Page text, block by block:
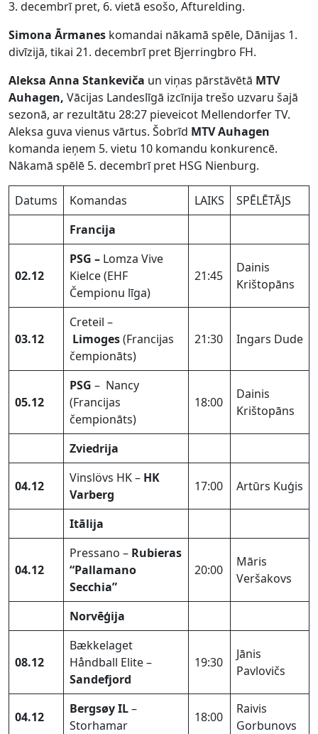
3. decembrī pret, 6. vietā esošo, Afturelding.
Simona Ārmanes komandai nākamā spēle, Dānijas 1.
divīzijā, tikai 21. decembrī pret Bjerringbro FH.
Aleksa Anna Stankeviča un viņas pārstāvētā MTV
Auhagen, Vācijas Landeslīgā izcīnija trešo uzvaru šajā
sezonā, ar rezultātu 28:27 pieveicot Mellendorfer TV.
Aleksa guva vienus vārtus. Šobrīd MTV Auhagen
komanda ieņem 5. vietu 10 komandu konkurencē.
Nākamā spēlē 5. decembrī pret HSG Nienburg.
Datums Komandas LAIKS
SPĒLĒTĀJS
Francija
02.12
PSG – Lomza Vive
Kielce(EHF
Čempionu līga)
21:45
Dainis
Krištopāns
03.12
Creteil –
Limoges(Francijas
čempionāts)
21:30 Ingars Dude
05.12
PSG – Nancy
(Francijas
čempionāts)
18:00
Dainis
Krištopāns
Zviedrija
04.12
Vinslövs HK – HK
Varberg
17:00 Artūrs Kuģis
Itālija
04.12
Pressano – Rubieras
“Pallamano
Secchia”
20:00
Māris
Veršakovs
Norvēģija
08.12
Bækkelaget
Håndball Elite –
Sandefjord
19:30
Jānis
Pavlovičs
04.12
Bergsøy IL–
Storhamar
18:00
Raivis
Gorbunovs